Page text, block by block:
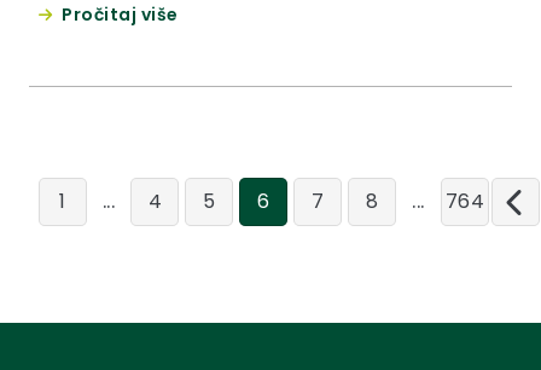
učenicima koji su ostvarili zapažene uspjehe na
Pročitaj više
1 ... 4 5 6 7 8 ... 764